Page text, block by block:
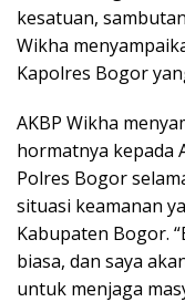
kesatuan,
Wikha
Kapolres Bogor
AKBP Wikha
hormatnya kepada
Polres Bogor
situasi keamanan
Kabupaten Bogor.
biasa, dan saya
untuk menjaga